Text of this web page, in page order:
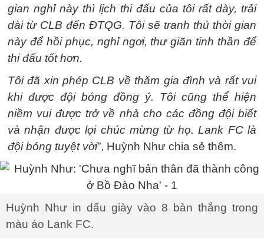
gian nghỉ này thì lịch thi đấu của tôi rất dày, trải
dài từ CLB đến ĐTQG. Tôi sẽ tranh thủ thời gian
này để hồi phục, nghỉ ngơi, thư giãn tinh thần để
thi đấu tốt hơn.
Tôi đã xin phép CLB về thăm gia đình và rất vui
khi được đội bóng đồng ý. Tôi cũng thể hiện
niềm vui được trở về nhà cho các đồng đội biết
và nhận được lợi chúc mừng từ họ. Lank FC là
đội bóng tuyệt vời”, Huỳnh Như chia sẻ thêm.
Huỳnh Như in dấu giày vào 8 bàn thắng trong
màu áo Lank FC.